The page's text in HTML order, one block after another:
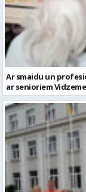
Ar smaidu un
ar senioriem